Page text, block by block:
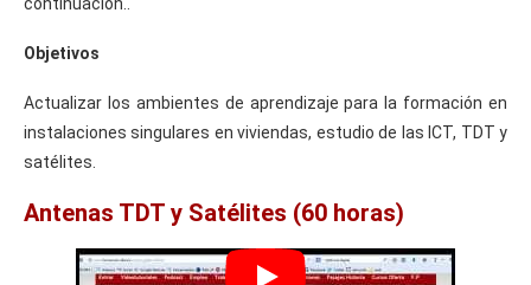
Objetivos
Actualizar los ambientes de aprendizaje para la formación en
instalaciones singulares en viviendas, estudio de las ICT, TDT y
satélites.
Antenas TDT y Satélites (60 horas)